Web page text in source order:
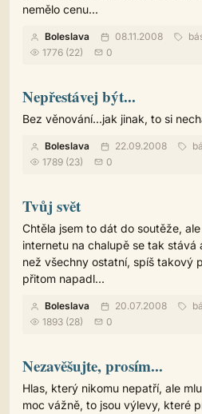
nemělo cenu...
Boleslava 08.11.2008
1776 (22)
0
Nepřestávej být...
Bez věnování...jak jinak, to si
Boleslava 22.09.2008
1789 (23)
0
Tvůj svět
Chtěla jsem to dát do soutěže,
internetu na chalupě se tak
než všechny ostatní, spíš takový
přitom napadl...
Boleslava 20.07.2008
1893 (28)
0
Nezavěšujte, prosím...
Hlas, který nikomu nepatří, ale
moc vážně, to jsou výlevy, které